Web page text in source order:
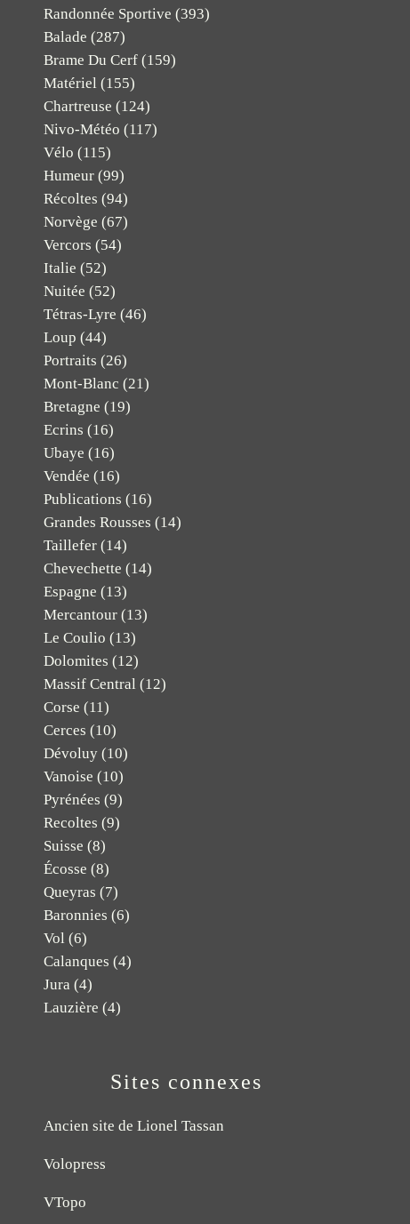
Randonnée Sportive (393)
Balade (287)
Brame Du Cerf (159)
Matériel (155)
Chartreuse (124)
Nivo-Météo (117)
Vélo (115)
Humeur (99)
Récoltes (94)
Norvège (67)
Vercors (54)
Italie (52)
Nuitée (52)
Tétras-Lyre (46)
Loup (44)
Portraits (26)
Mont-Blanc (21)
Bretagne (19)
Ecrins (16)
Ubaye (16)
Vendée (16)
Publications (16)
Grandes Rousses (14)
Taillefer (14)
Chevechette (14)
Espagne (13)
Mercantour (13)
Le Coulio (13)
Dolomites (12)
Massif Central (12)
Corse (11)
Cerces (10)
Dévoluy (10)
Vanoise (10)
Pyrénées (9)
Recoltes (9)
Suisse (8)
Écosse (8)
Queyras (7)
Baronnies (6)
Vol (6)
Calanques (4)
Jura (4)
Lauzière (4)
Sites connexes
Ancien site de Lionel Tassan
Volopress
VTopo